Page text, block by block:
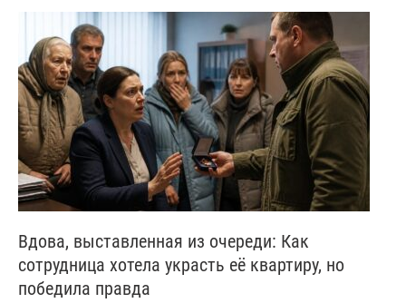
Вдова, выставленная из очереди: Как
сотрудница хотела украсть её квартиру, но
победила правда